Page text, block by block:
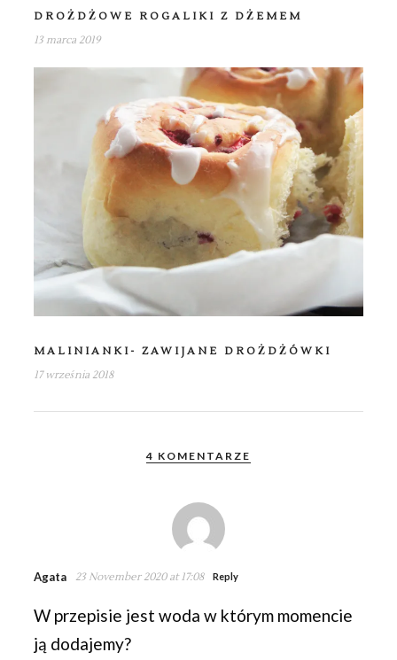
DROŻDŻOWE ROGALIKI Z DŻEMEM
13 marca 2019
MALINIANKI- ZAWIJANE DROŻDŻÓWKI
17 września 2018
4 KOMENTARZE
Agata 23 November 2020 at 17:08 Reply
W przepisie jest woda w którym momencie
ją dodajemy?